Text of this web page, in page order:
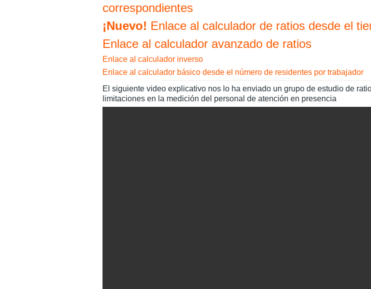
correspondientes
¡Nuevo! Enlace al calculador de ratios desde el
Enlace al calculador avanzado de ratios
Enlace al calculador inverso
Enlace al calculador básico desde el número de residentes por trabajador
El siguiente video explicativo nos lo ha enviado un grupo de estudio de
limitaciones en la medición del personal de atención en presencia